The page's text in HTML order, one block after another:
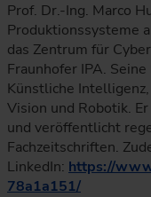
Prof. Dr.-Ing. Marco
Produktionssysteme
das Zentrum für
Fraunhofer IPA.
Künstliche
Vision und Robotik.
und veröffentlicht
Fachzeitschriften.
LinkedIn: https://
78a1a151/